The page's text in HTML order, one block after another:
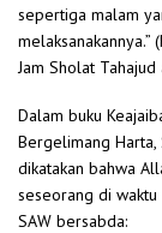
sepertiga malam
melaksanakannya.”
Jam Sholat
Dalam buku
Bergelimang Harta,
dikatakan bahwa
seseorang di waktu
SAW bersabda: